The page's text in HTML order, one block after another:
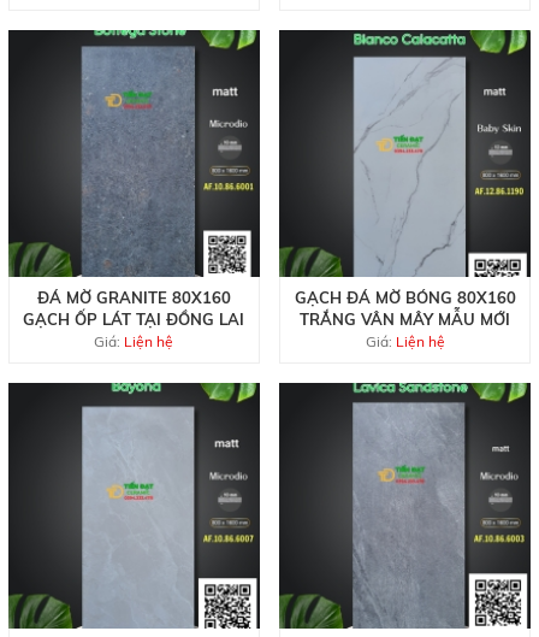
ĐÁ MỜ GRANITE 80X160
GẠCH ỐP LÁT TẠI ĐỒNG LAI
Giá: Liện hệ
GẠCH ĐÁ MỜ BÓNG 80X160
TRẮNG VÂN MÂY MẪU MỚI
Giá: Liện hệ